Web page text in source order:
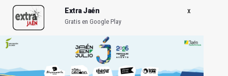
Extra Jaén
Gratis en Google Play